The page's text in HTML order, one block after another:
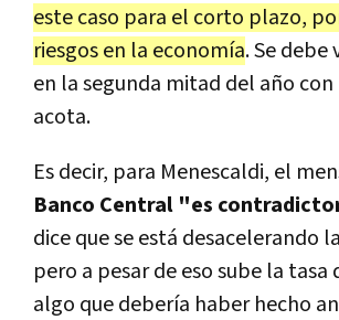
este caso para el corto plazo,
riesgos en la economía. Se debe
en la segunda mitad del año
acota.
Es decir, para Menescaldi, el
Banco Central "es
dice que se está desacelerando
pero a pesar de eso sube la tasa
algo que debería haber hecho